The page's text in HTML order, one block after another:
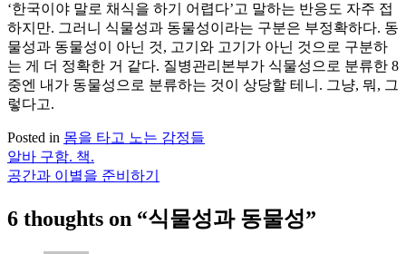
‘한국이야 말로 채식을 하기 어렵다’고 말하는 반응도 자주 접
하지만. 그러니 식물성과 동물성이라는 구분은 부정확하다. 동
물성과 동물성이 아닌 것, 고기와 고기가 아닌 것으로 구분하
는 게 더 정확한 거 같다. 질병관리본부가 식물성으로 분류한 8
중엔 내가 동물성으로 분류하는 것이 상당할 테니. 그냥, 뭐, 그
렇다고.
Posted in 몸을 타고 노는 감정들
글
탐
색
알바 구함. 책.
공간과 이별을 준비하기
6 thoughts on “식물성과 동물성”